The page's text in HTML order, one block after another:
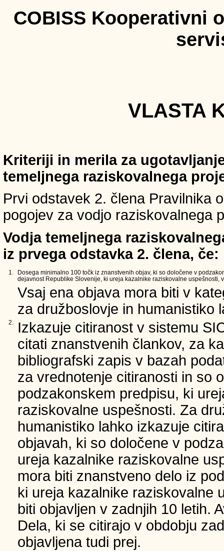
COBISS Kooperativni
VLASTA
Kriteriji in merila za
temeljnega raziskovalnega
Prvi odstavek 2. člena Pravilnika
pogojev za vodjo raziskovalnega
Vodja temeljnega
iz prvega odstavka 2. člena, če:
1.
Dosega minimalno 100 točk iz znanstvenih objav, ki so določene v
dejavnost Republike Slovenije, ki ureja kazalnike raziskovalne uspešnosti,
Vsaj ena objava mora biti v
za družboslovje in humanistiko
2.
Izkazuje citiranost v sistemu
citati znanstvenih člankov, za
bibliografski zapis v bazah
za vrednotenje citiranosti in so
podzakonskem predpisu, ki
raziskovalne uspešnosti. Za
humanistiko lahko izkazuje
objavah, ki so določene v
ureja kazalnike raziskovalne
mora biti znanstveno delo iz
ki ureja kazalnike raziskovalne
biti objavljen v zadnjih 10 letih.
Dela, ki se citirajo v obdobju
objavljena tudi prej.